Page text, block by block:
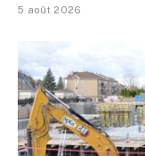
5 août 2026